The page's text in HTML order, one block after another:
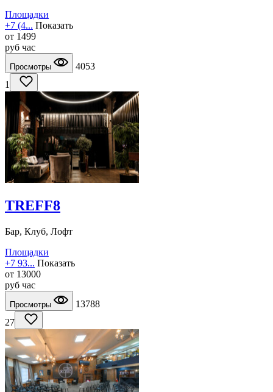
Площадки
+7 (4... Показать
от 1499
руб час
Просмотры
4053
1
TREFF8
Бар, Клуб, Лофт
Площадки
+7 93... Показать
от 13000
руб час
Просмотры
13788
27